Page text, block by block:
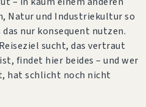
Natur und Industriekultur so
das nur konsequent nutzen.
sucht, das vertraut
findet hier beides – und wer
hat schlicht noch nicht